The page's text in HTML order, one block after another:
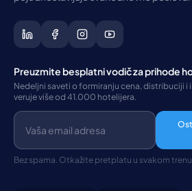
Preuzmite besplatni vodič za prihode
Nedeljni saveti o formiranju cena, distribuciji i
veruje više od 41.000 hotelijera.
Bez spama. Otkažite pretplatu u svakom